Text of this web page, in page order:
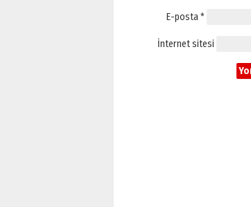
E-posta*
İnternet sitesi